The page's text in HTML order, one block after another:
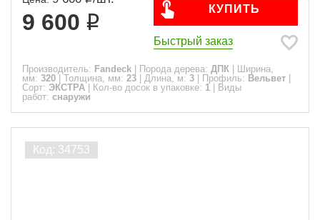
9 600
КУПИТЬ
Быстрый заказ
Производитель: Fandeck Порода дерева: ДПК
Ширина,
мм: 320 Толщина, мм: 23 Длина, м: 3 Профиль: Вельвет
Сорт: ЭКСТРА Кол-во досок в упаковке: 1
Виды
работ: снаружи